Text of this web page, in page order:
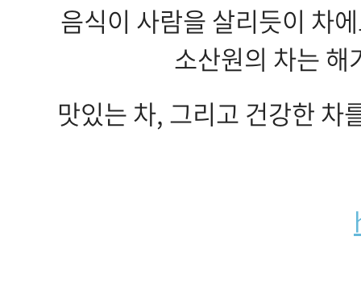
음식이 사람을 살리듯이 차
소산원의 차는 해
맛있는 차, 그리고 건강한 차